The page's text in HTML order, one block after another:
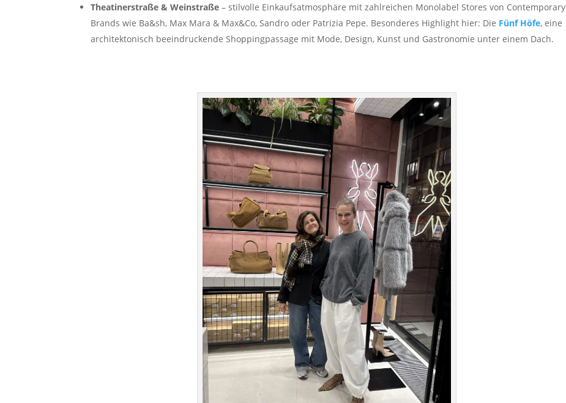
Theatinerstraße & Weinstraße – stilvolle Einkaufsatmosphäre mit zahlreichen Monolabel Stores von Contemporary
Brands wie Ba&sh, Max Mara & Max&Co, Sandro oder Patrizia Pepe. Besonderes Highlight hier: Die Fünf Höfe, eine
architektonisch beeindruckende Shoppingpassage mit Mode, Design, Kunst und Gastronomie unter einem Dach.